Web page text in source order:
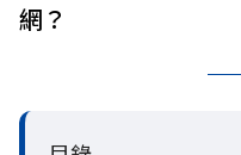
網？